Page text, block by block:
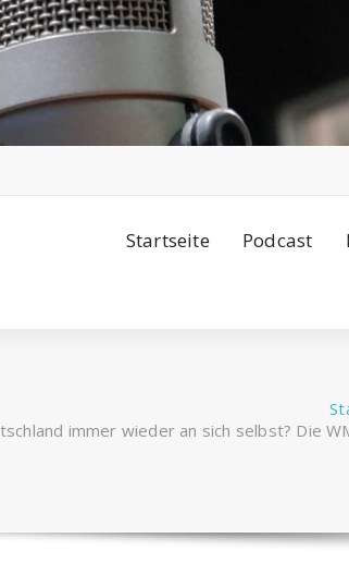
Startseite Podcast
immer wieder an sich selbst? Die